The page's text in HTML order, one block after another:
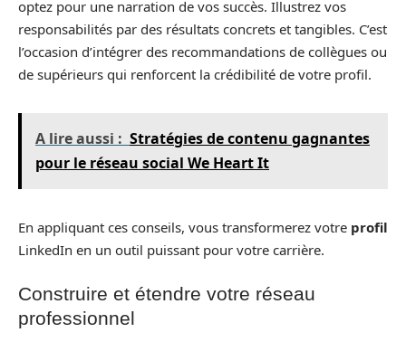
optez pour une narration de vos succès. Illustrez vos
responsabilités par des résultats concrets et tangibles. C’est
l’occasion d’intégrer des recommandations de collègues ou
de supérieurs qui renforcent la crédibilité de votre profil.
A lire aussi : Stratégies de contenu gagnantes
pour le réseau social We Heart It
En appliquant ces conseils, vous transformerez votre profil
LinkedIn en un outil puissant pour votre carrière.
Construire et étendre votre réseau
professionnel